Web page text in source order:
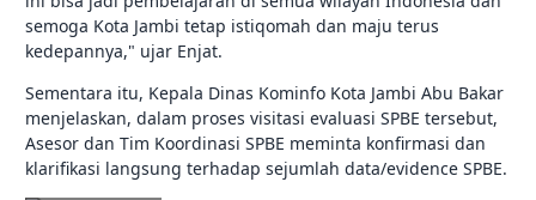
semoga Kota Jambi tetap istiqomah dan maju terus
kedepannya," ujar Enjat.
Sementara itu, Kepala Dinas Kominfo Kota Jambi Abu Bakar
menjelaskan, dalam proses visitasi evaluasi SPBE tersebut,
Asesor dan Tim Koordinasi SPBE meminta konfirmasi dan
klarifikasi langsung terhadap sejumlah data/evidence SPBE.
jambikota.go.id |